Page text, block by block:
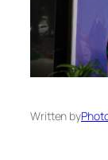
Written by